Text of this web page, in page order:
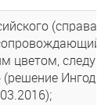
(справа) и
цветом,